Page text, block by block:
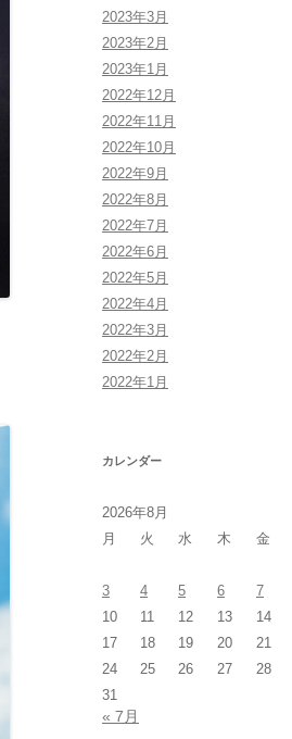
2023年3月
2023年2月
2023年1月
2022年12月
2022年11月
2022年10月
2022年9月
2022年8月
2022年7月
2022年6月
2022年5月
2022年4月
2022年3月
2022年2月
2022年1月
カレンダー
2026年8月
月
火 水 木 金
3
4 5 6 7
10
11 12 13 14
17
18 19 20 21
24
25 26 27 28
31
« 7月